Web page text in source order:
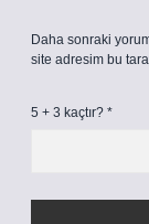
Daha sonraki
site adresim bu
5 + 3 kaçtır? *